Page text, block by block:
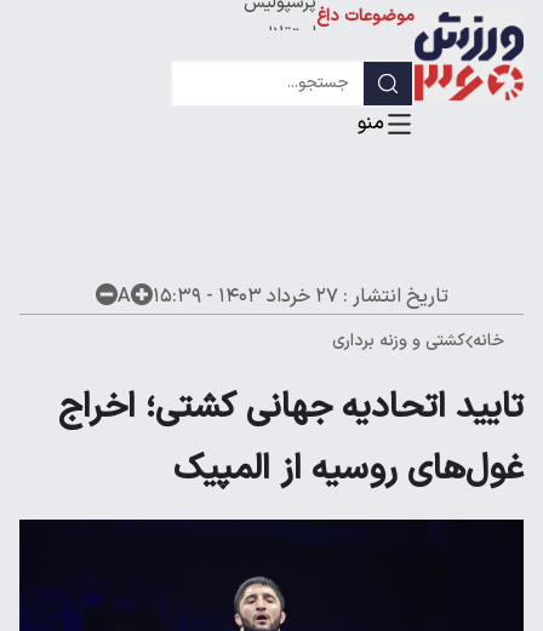
موضوعات داغپرسپولیس
لیگ قهرمانان
تاریخ انتشار :۲۷ خرداد ۱۴۰۳ - ۱۵:۳۹ A
خانه کشتی و وزنه برداری
تایید اتحادیه جهانی کشتی؛ اخراج
غول‌های روسیه از المپیک